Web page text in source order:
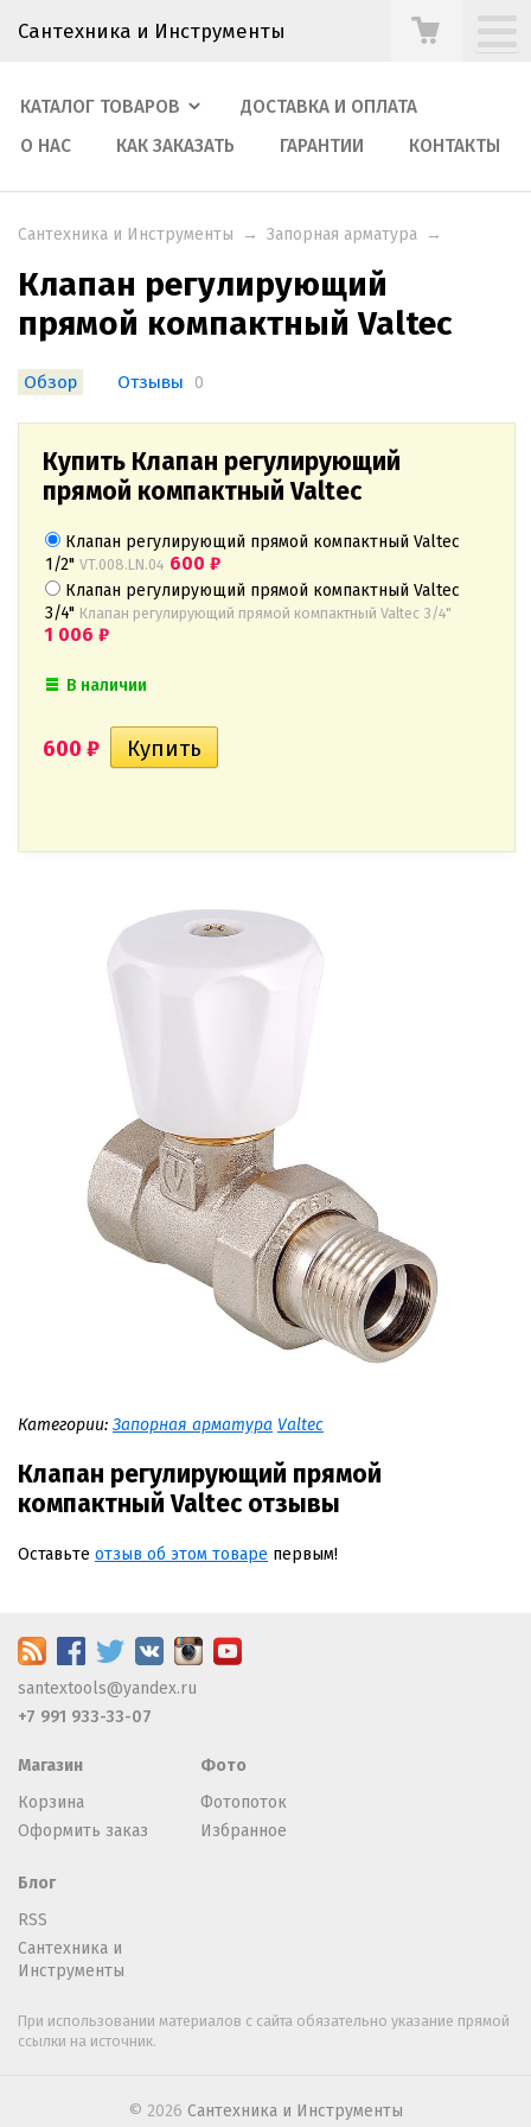
Сантехника и Инструменты
КАТАЛОГ ТОВАРОВ
ДОСТАВКА И ОПЛАТА
О НАС
КАК ЗАКАЗАТЬ ГАРАНТИИ КОНТАКТЫ
Сантехника и Инструменты → Запорная арматура →
Клапан регулирующий
прямой компактный Valtec
Обзор Отзывы 0
Купить Клапан регулирующий
прямой компактный Valtec
Клапан регулирующий прямой компактный Valtec
1/2" VT.008.LN.04 600 ₽
Клапан регулирующий прямой компактный Valtec
3/4" Клапан регулирующий прямой компактный Valtec 3/4"
1 006 ₽
В наличии
600 ₽
Категории: Запорная арматура Valtec
Клапан регулирующий прямой
компактный Valtec отзывы
Оставьте отзыв об этом товаре первым!
santextools@yandex.ru
+7 991 933-33-07
Магазин
Корзина
Оформить заказ
Фото
Фотопоток
Избранное
Блог
RSS
Сантехника и
Инструменты
При использовании материалов с сайта обязательно указание прямой
ссылки на источник.
© 2026 Сантехника и Инструменты